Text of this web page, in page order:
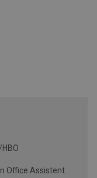
Office Assistent